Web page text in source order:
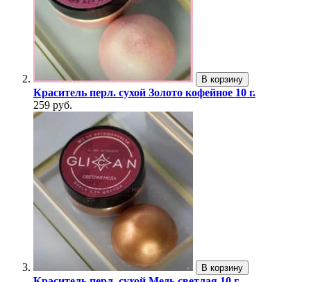
В корзину
Краситель перл. сухой Золото кофейное 10 г.
259 руб.
В корзину